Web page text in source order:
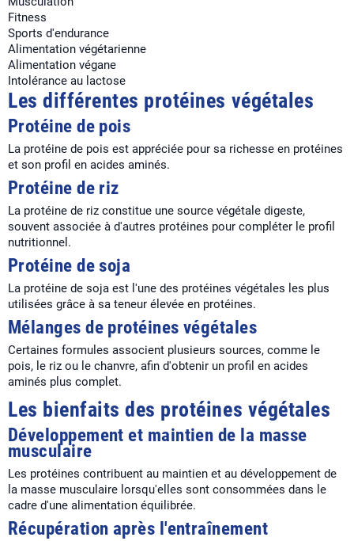
Fitness
Sports d'endurance
Alimentation végétarienne
Alimentation végane
Intolérance au lactose
Les différentes protéines végétales
Protéine de pois
La protéine de pois est appréciée pour sa richesse en protéines
et son profil en acides aminés.
Protéine de riz
La protéine de riz constitue une source végétale digeste,
souvent associée à d'autres protéines pour compléter le profil
nutritionnel.
Protéine de soja
La protéine de soja est l'une des protéines végétales les plus
utilisées grâce à sa teneur élevée en protéines.
Mélanges de protéines végétales
Certaines formules associent plusieurs sources, comme le
pois, le riz ou le chanvre, afin d'obtenir un profil en acides
aminés plus complet.
Les bienfaits des protéines végétales
Développement et maintien de la masse
musculaire
Les protéines contribuent au maintien et au développement de
la masse musculaire lorsqu'elles sont consommées dans le
cadre d'une alimentation équilibrée.
Récupération après l'entraînement